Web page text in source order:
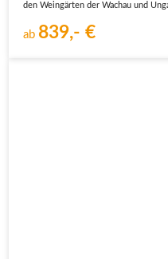
den Weingärten der Wachau und
ab 839,- €